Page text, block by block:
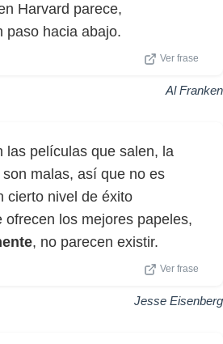
Harvard parece,
paso hacia abajo.
Ver frase
Al Franken
las películas que salen, la
malas, así que no es
cierto nivel de éxito
ofrecen los mejores papeles,
, no parecen existir.
Ver frase
Jesse Eisenberg